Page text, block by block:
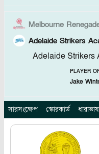
Melbourne
Adelaide Strikers
Adelaide Strikers
PLAYER
Jake
সারসংক্ষেপ স্কোরকার্ড